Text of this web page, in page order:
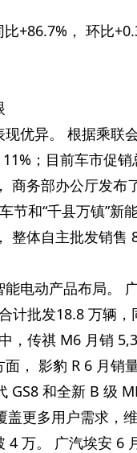
+86.7%， 环比
优异。 根据乘联
；目前车市促
商务部办公厅发布
节和“千县万镇”
体自主批发销售
电动产品布局。
计批发18.8 万辆
，传祺 M6 月销
， 影豹 R 6 月销
GS8 和全新 B 级
更多用户需求，维
4 万。 广汽埃安 6